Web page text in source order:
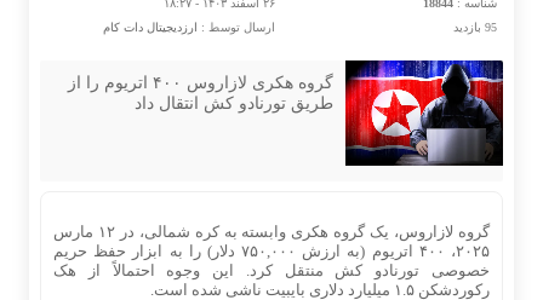
شناسه : 18844
۲۶ اسفند ۱۴۰۳ - ۱۸:۲۷
95 بازدید
ارسال توسط : ارزدیجیتال دات کام
گروه هکری لازاروس ۴۰۰ اتریوم را از
طریق تورنادو کش انتقال داد
گروه لازاروس، یک گروه هکری وابسته به کره شمالی، در ۱۲ مارس
۲۰۲۵، ۴۰۰ اتریوم (به ارزش ۷۵۰,۰۰۰ دلار) را به ابزار حفظ حریم
خصوصی تورنادو کش منتقل کرد. این وجوه احتمالاً از هک
رکوردشکن ۱.۵ میلیارد دلاری بایبیت ناشی شده است.